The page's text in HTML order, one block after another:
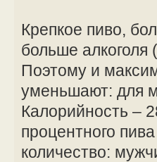
Крепкое пиво,
больше
Поэтому и
уменьшают: для
Калорийность –
процентного
количество: